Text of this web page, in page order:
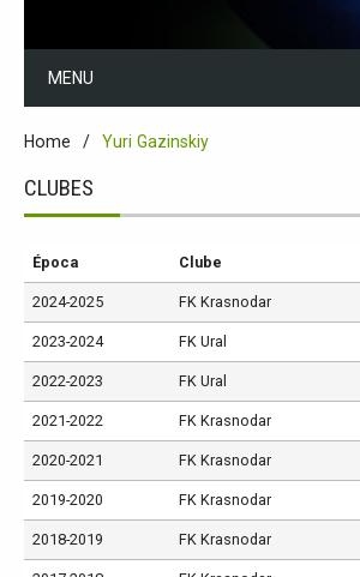
MENU
Home Yuri Gazinskiy
CLUBES
Época Clube
2024-2025 FK Krasnodar
2023-2024 FK Ural
2022-2023 FK Ural
2021-2022 FK Krasnodar
2020-2021 FK Krasnodar
2019-2020 FK Krasnodar
2018-2019 FK Krasnodar